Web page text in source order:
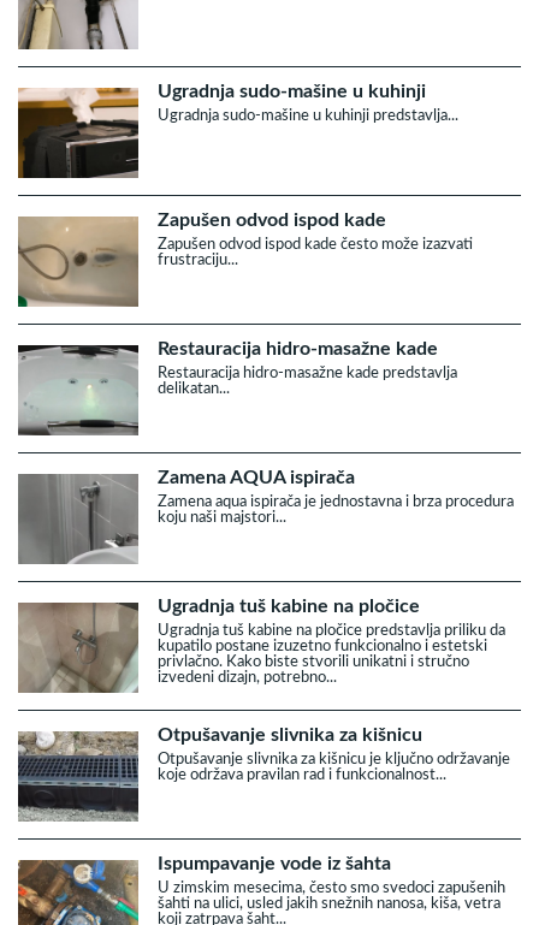
Ugradnja sudo-mašine u kuhinji
Ugradnja sudo-mašine u kuhinji predstavlja...
Zapušen odvod ispod kade
Zapušen odvod ispod kade često može izazvati
frustraciju...
Restauracija hidro-masažne kade
Restauracija hidro-masažne kade predstavlja
delikatan...
Zamena AQUA ispirača
Zamena aqua ispirača je jednostavna i brza procedura
koju naši majstori...
Ugradnja tuš kabine na pločice
Ugradnja tuš kabine na pločice predstavlja priliku da
kupatilo postane izuzetno funkcionalno i estetski
privlačno. Kako biste stvorili unikatni i stručno
izvedeni dizajn, potrebno...
Otpušavanje slivnika za kišnicu
Otpušavanje slivnika za kišnicu je ključno održavanje
koje održava pravilan rad i funkcionalnost...
Ispumpavanje vode iz šahta
U zimskim mesecima, često smo svedoci zapušenih
šahti na ulici, usled jakih snežnih nanosa, kiša, vetra
koji zatrpava šaht...